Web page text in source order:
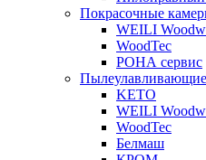
Покрасочные
WEILI
WoodTec
РОНА сервис
Пылеулавливающие
KETO
WEILI
WoodTec
Белмаш